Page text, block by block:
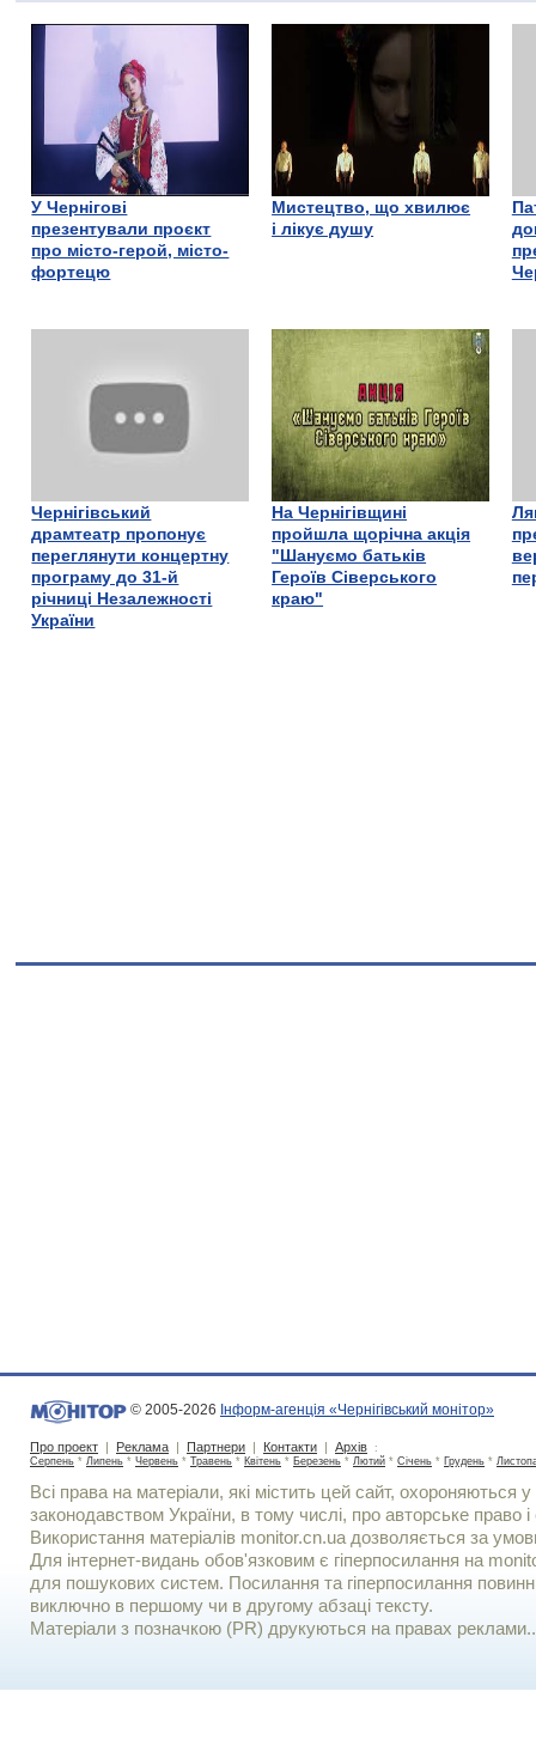
У Чернігові
презентували проєкт
про місто-герой, місто-
фортецю
Мистецтво, що хвилює
і лікує душу
Чернігівський
драмтеатр пропонує
переглянути концертну
програму до 31-й
річниці Незалежності
України
На Чернігівщині
пройшла щорічна акція
"Шануємо батьків
Героїв Сіверського
краю"
© 2005-2026 Інформ-агенція «Чернігівський монітор»
Про проект | Реклама | Партнери | Контакти | Архів :
Серпень * Липень * Червень * Травень * Квітень * Березень * Лютий * Січень * Грудень *
Всі права на матеріали, які містить цей сайт, охороняються у
законодавством України, в тому числі, про авторське право і
Використання матерiалiв monitor.cn.ua дозволяється за
Для iнтернет-видань обов'язковим є гiперпосилання на
для пошукових систем. Посилання та гіперпосилання
виключно в першому чи в другому абзаці тексту.
Матеріали з позначкою (PR) друкуються на правах реклами..